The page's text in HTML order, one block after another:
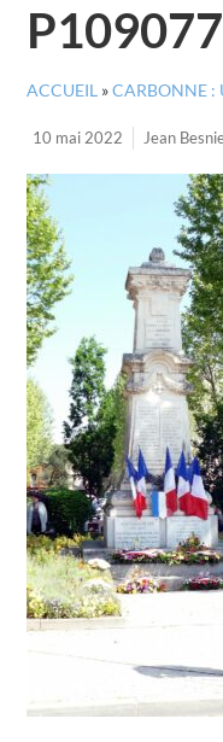
ACCUEIL »CARBONNE :
10 mai 2022 Jean